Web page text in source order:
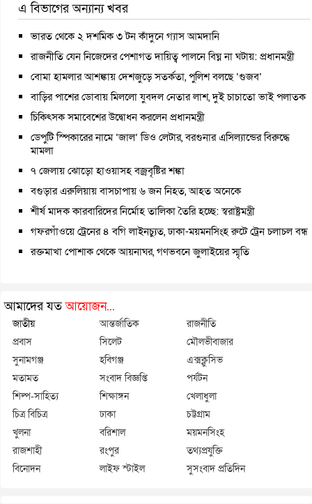
এ বিভাগের অন্যান্য খবর
ভারত থেকে ২ দশমিক ৩ টন কাঁদুনে গ্যাস আমদানি
রাজনীতি যেন নিজেদের পেশাগত দায়িত্ব পালনে বিঘ্ন না ঘটায়: প্রধানমন্ত্রী
বোমা হামলার আশঙ্কায় দেশজুড়ে সতর্কতা, পুলিশ বলছে ‘গুজব’
বাড়ির পাশের ডোবায় মিললো যুবদল নেতার লাশ, দুই চাচাতো ভাই পলাতক
চিকিৎসক সমাবেশের উদ্বোধন করলেন প্রধানমন্ত্রী
ডেপুটি স্পিকারের নামে ‘জাল’ ডিও লেটার, বরগুনার এসিল্যান্ডের বিরুদ্ধে
মামলা
৭ জেলায় ঝোড়ো হাওয়াসহ বজ্রবৃষ্টির শঙ্কা
বগুড়ার এরুলিয়ায় বাসচাপায় ৬ জন নিহত, আহত অনেকে
শীর্ষ মাদক কারবারিদের নির্মোহ তালিকা তৈরি হচ্ছে: স্বরাষ্ট্রমন্ত্রী
গফরগাঁওয়ে ট্রেনের ৪ বগি লাইনচ্যুত, ঢাকা-ময়মনসিংহ রুটে ট্রেন চলাচল বন্ধ
রক্তমাখা পোশাক থেকে আয়নাঘর, গণভবনে জুলাইয়ের স্মৃতি
আমাদের যতআয়োজন...
জাতীয় আন্তর্জাতিক
রাজনীতি
প্রবাস
সিলেট
মৌলভীবাজার
সুনামগঞ্জ
হবিগঞ্জ
এক্সক্লুসিভ
মতামত
সংবাদ বিজ্ঞপ্তি
পর্যটন
শিল্প-সাহিত্য
শিক্ষাঙ্গন
খেলাধুলা
চিত্র বিচিত্র
ঢাকা
চট্টগ্রাম
খুলনা
বরিশাল
ময়মনসিংহ
রাজশাহী
রংপুর
তথ্যপ্রযুক্তি
বিনোদন
লাইফ স্টাইল সুসংবাদ প্রতিদিন